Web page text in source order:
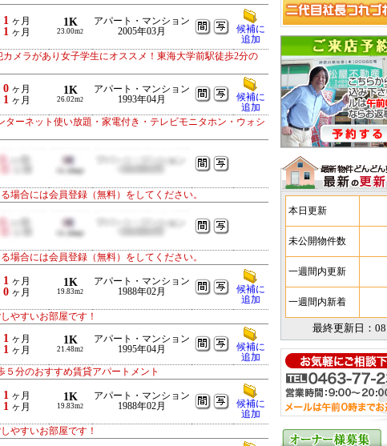
本日更新
未公開物件数
一週間内更新
一週間内新着
最終更新日：08
1 ヶ月
1 ヶ月
1K
23.00m2
アパート・マンション
2005年03月
候補に
追加
メラがあり女子学生にオススメ！東海大学前駅徒歩2分の
0 ヶ月
1 ヶ月
1K
26.02m2
アパート・マンション
1993年04月
候補に
追加
ーネット使い放題・家電付き・テレビモニタホン・ウォシ
場合には会員登録（無料）をしてください。
場合には会員登録（無料）をしてください。
1 ヶ月
0 ヶ月
1K
19.83m2
アパート・マンション
1988年02月
候補に
追加
やすいお部屋です！
1 ヶ月
1 ヶ月
1K
21.48m2
アパート・マンション
1995年04月
候補に
追加
分のおすすめ賃貸アパートメント
1 ヶ月
1 ヶ月
1K
19.83m2
アパート・マンション
1988年02月
候補に
追加
やすいお部屋です！